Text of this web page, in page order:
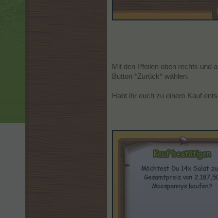
Mit den Pfeilen oben rechts und
Button *Zurück* wählen.
Habt ihr euch zu einem Kauf